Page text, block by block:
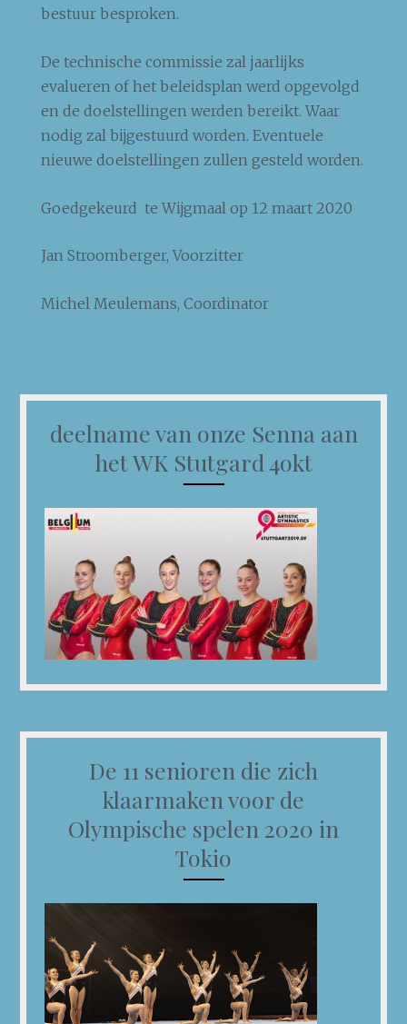
bestuur besproken.
De technische commissie zal jaarlijks
evalueren of het beleidsplan werd opgevolgd
en de doelstellingen werden bereikt. Waar
nodig zal bijgestuurd worden. Eventuele
nieuwe doelstellingen zullen gesteld worden.
Goedgekeurd te Wijgmaal op 12 maart 2020
Jan Stroomberger, Voorzitter
Michel Meulemans, Coordinator
deelname van onze Senna aan
het WK Stutgard 4okt
De 11 senioren die zich
klaarmaken voor de
Olympische spelen 2020 in
Tokio